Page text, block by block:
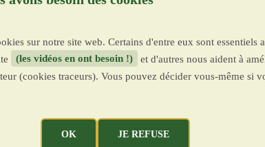
sur notre site web. Certains d'entre eux sont essentiels
(les vidéos en ont besoin !)
et d'autres nous aident à
(cookies traceurs). Vous pouvez décider vous-même si
OK JE REFUSE